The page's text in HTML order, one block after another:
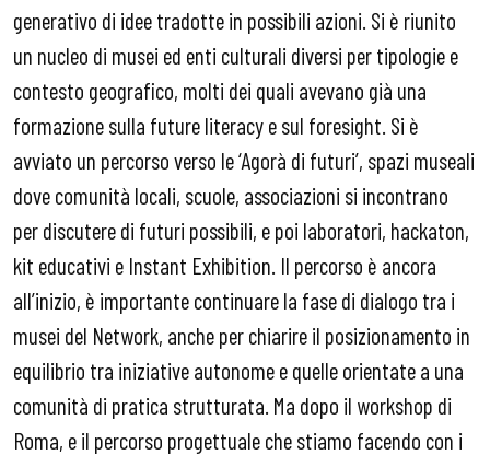
generativo di idee tradotte in possibili azioni. Si è riunito
un nucleo di musei ed enti culturali diversi per tipologie e
contesto geografico, molti dei quali avevano già una
formazione sulla future literacy e sul foresight. Si è
avviato un percorso verso le ‘Agorà di futuri’, spazi museali
dove comunità locali, scuole, associazioni si incontrano
per discutere di futuri possibili, e poi laboratori, hackaton,
kit educativi e Instant Exhibition. Il percorso è ancora
all’inizio, è importante continuare la fase di dialogo tra i
musei del Network, anche per chiarire il posizionamento in
equilibrio tra iniziative autonome e quelle orientate a una
comunità di pratica strutturata. Ma dopo il workshop di
Roma, e il percorso progettuale che stiamo facendo con i